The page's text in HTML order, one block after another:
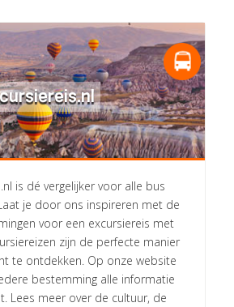
is dé vergelijker voor alle bus
je door ons inspireren met de
voor een excursiereis met
zijn de perfecte manier
te ontdekken. Op onze website
bestemming alle informatie
Lees meer over de cultuur, de